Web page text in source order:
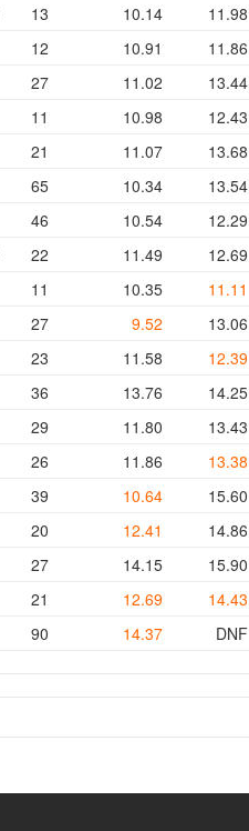
13 10.14 11.98
12 10.91 11.86
27 11.02 13.44
11 10.98 12.43
21 11.07 13.68
65 10.34 13.54
46 10.54 12.29
22 11.49 12.69
11 10.35 11.11
27 9.52 13.06
23 11.58 12.39
36 13.76 14.25
29 11.80 13.43
26 11.86 13.38
39 10.64 15.60
20 12.41 14.86
27 14.15 15.90
21 12.69 14.43
90 14.37 DNF